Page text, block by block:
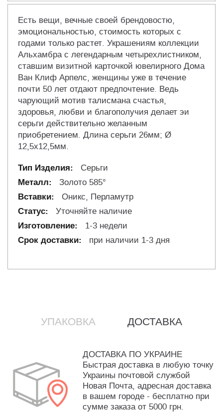
Есть вещи, вечные своей брендовостю,
эмоциональностью, стоимость которых с
годами только растет. Украшениям коллекции
Альхамбра с легендарным четырехлистником,
ставшим визитной карточкой ювелирного Дома
Ван Клиф Арпелс, женщины уже в течение
почти 50 лет отдают предпочтение. Ведь
чарующий мотив талисмана счастья,
здоровья, любви и благополучия делает эи
серьги действительно желанным
приобретением. Длина серьги 26мм; Ø
12,5x12,5мм.
Серьги
Золото 585°
Оникс, Перламутр
Уточняйте наличие
1-3 недели
при наличии 1-3 дня
УПАКОВКА ДОСТАВКА
ДОСТАВКА ПО УКРАИНЕ
Быстрая доставка в любую точку
Украины почтовой службой
Новая Почта, адресная доставка
в вашем городе - бесплатно при
сумме заказа от 5000 грн.